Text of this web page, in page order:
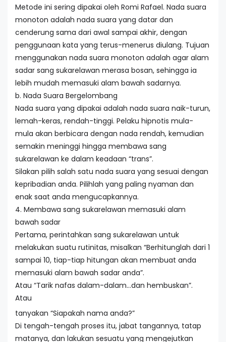
Metode ini sering dipakai oleh Romi Rafael. Nada suara
monoton adalah nada suara yang datar dan
cenderung sama dari awal sampai akhir, dengan
penggunaan kata yang terus-menerus diulang. Tujuan
menggunakan nada suara monoton adalah agar alam
sadar sang sukarelawan merasa bosan, sehingga ia
lebih mudah memasuki alam bawah sadarnya.
b. Nada Suara Bergelombang
Nada suara yang dipakai adalah nada suara naik-turun,
lemah-keras, rendah-tinggi. Pelaku hipnotis mula-
mula akan berbicara dengan nada rendah, kemudian
semakin meninggi hingga membawa sang
sukarelawan ke dalam keadaan “trans”.
Silakan pilih salah satu nada suara yang sesuai dengan
kepribadian anda. Pilihlah yang paling nyaman dan
enak saat anda mengucapkannya.
4. Membawa sang sukarelawan memasuki alam
bawah sadar
Pertama, perintahkan sang sukarelawan untuk
melakukan suatu rutinitas, misalkan “Berhitunglah dari 1
sampai 10, tiap-tiap hitungan akan membuat anda
memasuki alam bawah sadar anda”.
Atau “Tarik nafas dalam-dalam…dan hembuskan”.
Atau
tanyakan “Siapakah nama anda?”
Di tengah-tengah proses itu, jabat tangannya, tatap
matanya, dan lakukan sesuatu yang mengejutkan